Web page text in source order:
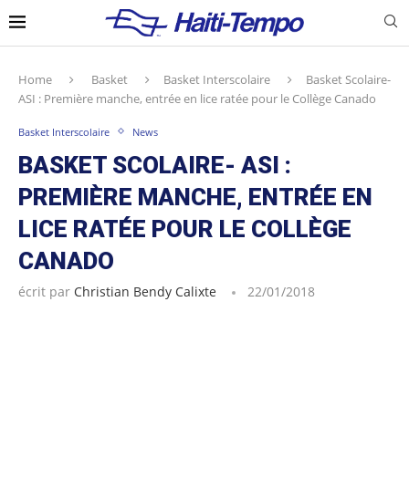
Home Basket Basket Interscolaire
Basket Scolaire-
ASI : Première manche, entrée en lice ratée pour le Collège Canado
Basket Interscolaire News
BASKET SCOLAIRE- ASI :
PREMIÈRE MANCHE, ENTRÉE EN
LICE RATÉE POUR LE COLLÈGE
CANADO
écrit par Christian Bendy Calixte 22/01/2018